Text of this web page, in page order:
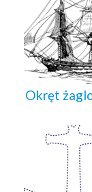
Okręt